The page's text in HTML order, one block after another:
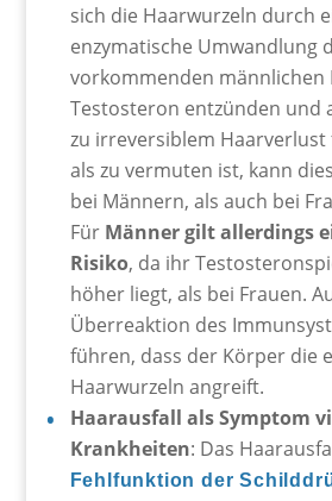
sich die Haarwurzeln durch
enzymatische Umwandlung
vorkommenden männlichen
Testosteron entzünden und
zu irreversiblem Haarverlust
als zu vermuten ist, kann
bei Männern, als auch bei
Für Männer gilt allerdings
Risiko, da ihr
höher liegt, als bei Frauen.
Überreaktion des
führen, dass der Körper die
Haarwurzeln angreift.
Haarausfall als Symptom
Krankheiten: Das
Fehlfunktion der